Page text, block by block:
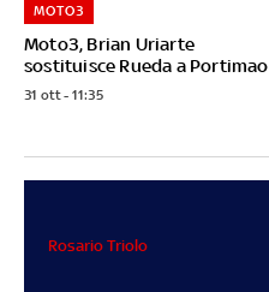
Moto3, Brian Uriarte
sostituisce Rueda a Portimao
MOTO3
31 ott - 11:35
Rosario Triolo